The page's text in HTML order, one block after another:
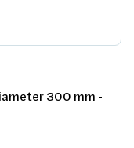
300 mm -